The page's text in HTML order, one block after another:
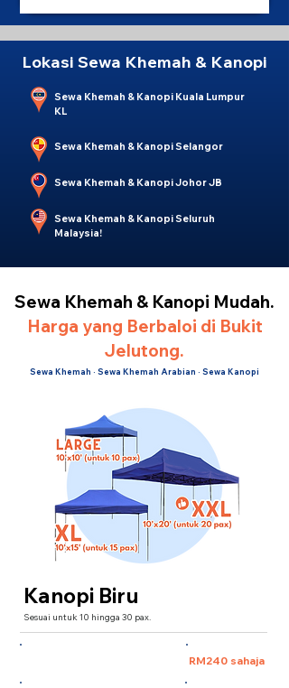
Lokasi Sewa Khemah & Kanopi
Sewa Khemah & Kanopi Kuala Lumpur
KL
Sewa Khemah & Kanopi Selangor
Sewa Khemah & Kanopi Johor JB
Sewa Khemah & Kanopi Seluruh
Malaysia!
Sewa Khemah & Kanopi Mudah.
Harga yang Berbaloi di Bukit
Jelutong.
Sewa Khemah · Sewa Khemah Arabian · Sewa Kanopi
Kanopi Biru
Sesuai untuk 10 hingga 30 pax.
RM240 sahaja